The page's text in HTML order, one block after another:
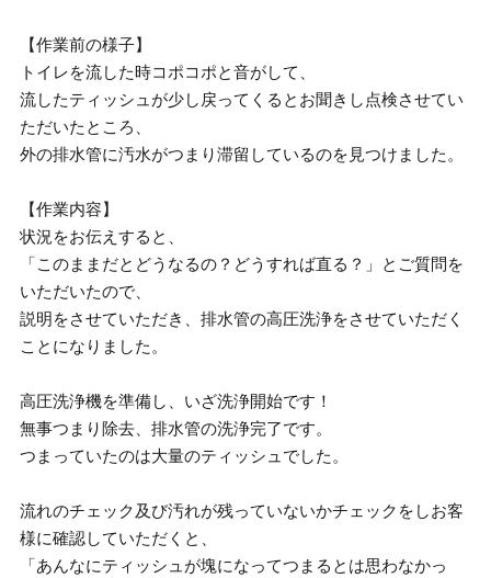
【作業前の様子】
トイレを流した時コポコポと音がして、
流したティッシュが少し戻ってくるとお聞きし点検させてい
ただいたところ、
外の排水管に汚水がつまり滞留しているのを見つけました。
【作業内容】
状況をお伝えすると、
「このままだとどうなるの？どうすれば直る？」とご質問を
いただいたので、
説明をさせていただき、排水管の高圧洗浄をさせていただく
ことになりました。
高圧洗浄機を準備し、いざ洗浄開始です！
無事つまり除去、排水管の洗浄完了です。
つまっていたのは大量のティッシュでした。
流れのチェック及び汚れが残っていないかチェックをしお客
様に確認していただくと、
「あんなにティッシュが塊になってつまるとは思わなかっ